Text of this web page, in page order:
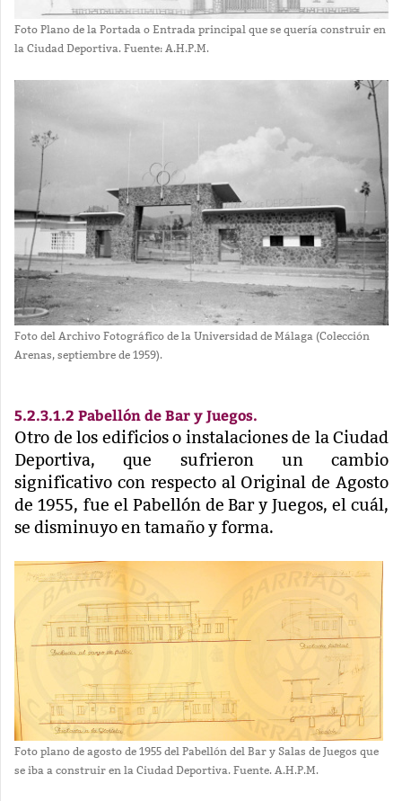
Foto Plano de la Portada o Entrada principal que se quería construir en
la Ciudad Deportiva. Fuente: A.H.P.M.
Foto del Archivo Fotográfico de la Universidad de Málaga (Colección
Arenas, septiembre de 1959).
5.2.3.1.2 Pabellón de Bar y Juegos.
Otro de los edificios o instalaciones de la Ciudad
Deportiva, que sufrieron un cambio
significativo con respecto al Original de Agosto
de 1955, fue el Pabellón de Bar y Juegos, el cuál,
se disminuyo en tamaño y forma.
Foto plano de agosto de 1955 del Pabellón del Bar y Salas de Juegos que
se iba a construir en la Ciudad Deportiva. Fuente. A.H.P.M.